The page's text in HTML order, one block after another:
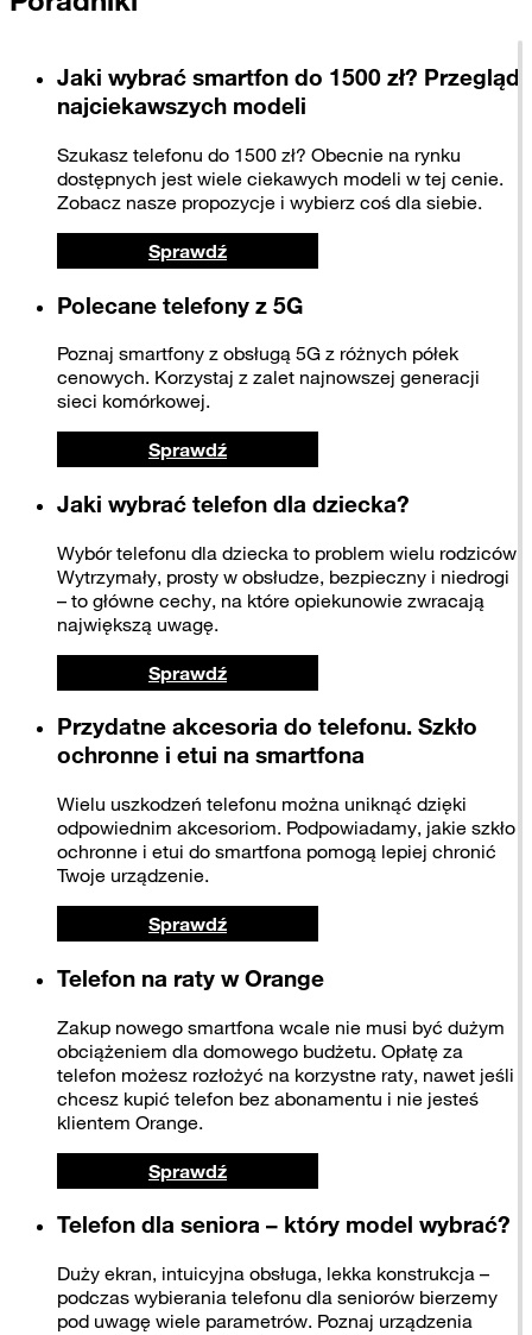
Jaki wybrać smartfon do 1500 zł? Przegląd
najciekawszych modeli
Szukasz telefonu do 1500 zł? Obecnie na rynku
dostępnych jest wiele ciekawych modeli w tej cenie.
Zobacz nasze propozycje i wybierz coś dla siebie.
Sprawdź
Polecane telefony z 5G
Poznaj smartfony z obsługą 5G z różnych półek
cenowych. Korzystaj z zalet najnowszej generacji
sieci komórkowej.
Sprawdź
Jaki wybrać telefon dla dziecka?
Wybór telefonu dla dziecka to problem wielu rodziców.
Wytrzymały, prosty w obsłudze, bezpieczny i niedrogi
– to główne cechy, na które opiekunowie zwracają
największą uwagę.
Sprawdź
Przydatne akcesoria do telefonu. Szkło
ochronne i etui na smartfona
Wielu uszkodzeń telefonu można uniknąć dzięki
odpowiednim akcesoriom. Podpowiadamy, jakie szkło
ochronne i etui do smartfona pomogą lepiej chronić
Twoje urządzenie.
Sprawdź
Telefon na raty w Orange
Zakup nowego smartfona wcale nie musi być dużym
obciążeniem dla domowego budżetu. Opłatę za
telefon możesz rozłożyć na korzystne raty, nawet jeśli
chcesz kupić telefon bez abonamentu i nie jesteś
klientem Orange.
Sprawdź
Telefon dla seniora – który model wybrać?
Duży ekran, intuicyjna obsługa, lekka konstrukcja –
podczas wybierania telefonu dla seniorów bierzemy
pod uwagę wiele parametrów. Poznaj urządzenia